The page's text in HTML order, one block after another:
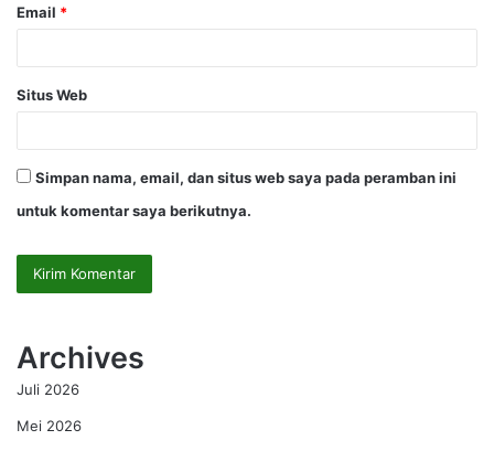
Email *
Situs Web
Simpan nama, email, dan situs web saya pada peramban ini
untuk komentar saya berikutnya.
Archives
Juli 2026
Mei 2026